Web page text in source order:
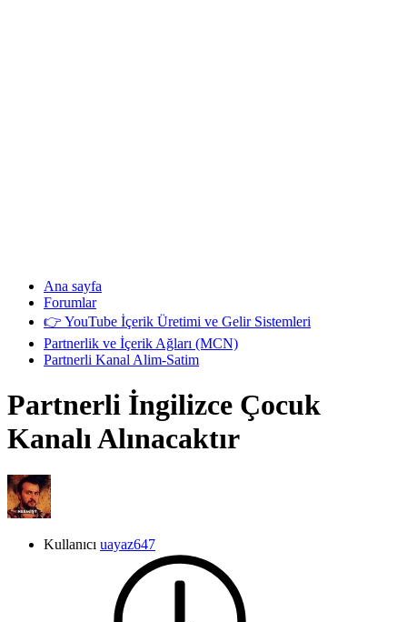
Ana sayfa
Forumlar
👉 YouTube İçerik Üretimi ve Gelir Sistemleri
Partnerlik ve İçerik Ağları (MCN)
Partnerli Kanal Alim-Satim
Partnerli İngilizce Çocuk
Kanalı Alınacaktır
Kullanıcı uayaz647